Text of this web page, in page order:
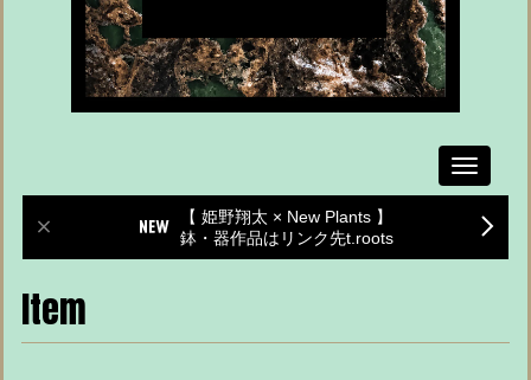
Toggle
【 姫野翔太 × New Plants 】
鉢・器作品はリンク先t.roots
Item